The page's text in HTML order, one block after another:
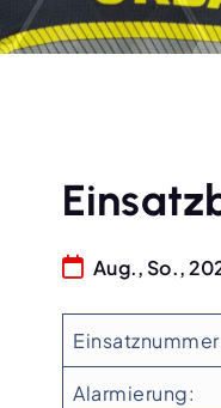
Aug., So.,
Alarmierung: